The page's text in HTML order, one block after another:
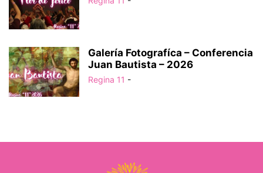
Galería Fotografíca – Conferencia
Juan Bautista – 2026
Regina 11 -